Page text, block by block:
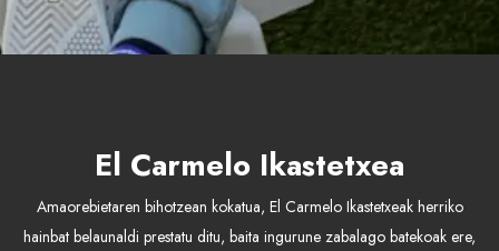
El Carmelo Ikastetxea
Amaorebietaren bihotzean kokatua, El Carmelo Ikastetxeak herriko
hainbat belaunaldi prestatu ditu, baita ingurune zabalago batekoak ere,